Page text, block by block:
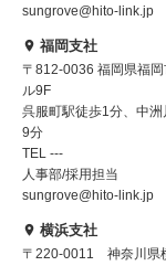
sungrove@hito-link.jp
福岡支社
〒812-0036 福岡県福
ル9F
呉服町駅徒歩1分、中
9分
TEL ---
人事部/採用担当
sungrove@hito-link.jp
横浜支社
〒220-0011 神奈川県